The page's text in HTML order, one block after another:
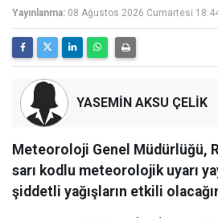
Yayınlanma: 08 Ağustos 2026 Cumartesi
YASEMİN AKSU ÇELİK
Meteoroloji Genel Müdürlüğü,
sarı kodlu meteorolojik uyarı
şiddetli yağışların etkili